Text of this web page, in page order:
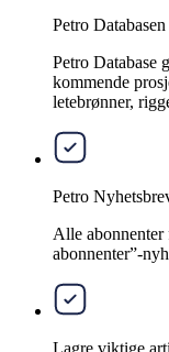
Petro Databasen
Petro Database
kommende
letebrønner,
Petro
Alle
abonnenter”-
Lagre viktige